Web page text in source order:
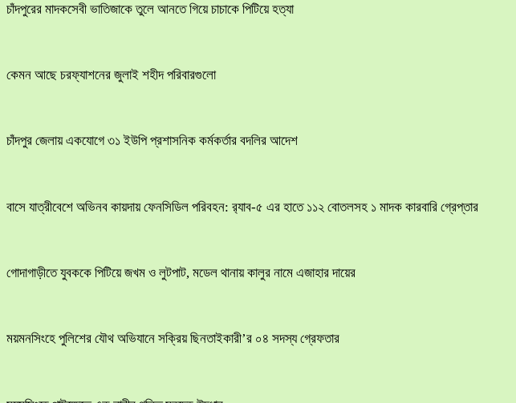
চাঁদপুরের মাদকসেবী ভাতিজাকে তুলে আনতে গিয়ে চাচাকে পিটিয়ে হত্যা
কেমন আছে চরফ্যাশনের জুলাই শহীদ পরিবারগুলো
চাঁদপুর জেলায় একযোগে ৩১ ইউপি প্রশাসনিক কর্মকর্তার বদলির আদেশ
বাসে যাত্রীবেশে অভিনব কায়দায় ফেনসিডিল পরিবহন: র‍্যাব-৫ এর হাতে ১১২ বোতলসহ ১ মাদক কারবারি গ্রেপ্তার
​গোদাগাড়ীতে যুবককে পিটিয়ে জখম ও লুটপাট, মডেল থানায় কালুর নামে এজাহার দায়ের
ময়মনসিংহে পুলিশের যৌথ অভিযানে সক্রিয় ছিনতাইকারী’র ০৪ সদস্য গ্রেফতার